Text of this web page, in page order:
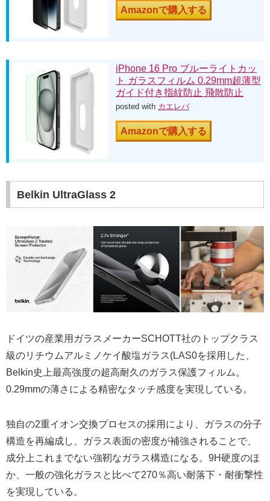
Amazonで購入する
iPhone 16 Pro ブルーライトカッ
ト ガラスフィルム 0.29mm超薄型
ガイド付き指紋防止 飛散防止
posted with カエレバ
Amazonで購入する
Belkin UltraGlass 2
ドイツの産業用ガラスメーカーSCHOTT社のトップクラス
級のリチウムアルミノケイ酸塩ガラス(LAS0を採用した、
Belkin史上最高強度の超高耐久のガラス保護フィルム。
0.29mmの薄さによる精密なタッチ感度を実現している。
独自の2重イオン交換プロセスの採用により、ガラスの分子
構造を再編成し、ガラス表面の密度が補強されることで、
成分上これまでない強靭なガラス構造になる。9H硬度のほ
か、一般の強化ガラスと比べて270％高い耐落下・耐衝撃性
を実現している。